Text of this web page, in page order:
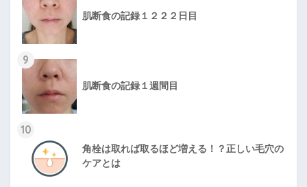
肌断食の記録１２２２日目
9
肌断食の記録１週間目
10
角栓は取れば取るほど増える！？正しい毛穴の
ケアとは